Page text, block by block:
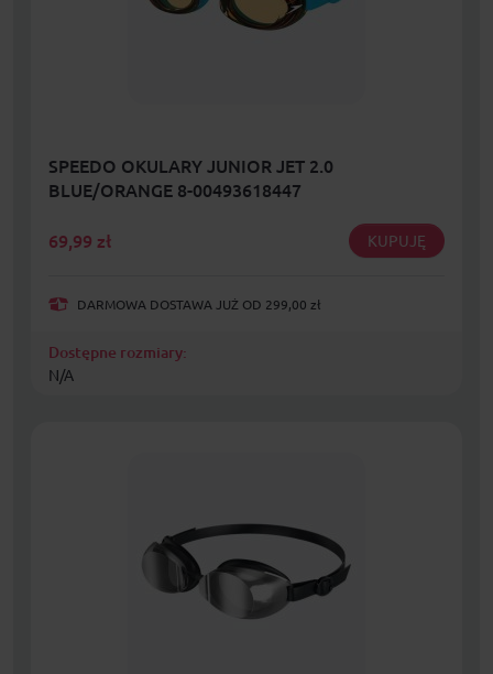
SPEEDO OKULARY JUNIOR JET 2.0
BLUE/ORANGE 8-00493618447
69,99 zł KUPUJĘ
DARMOWA DOSTAWA JUŻ OD 299,00 zł
Dostępne rozmiary:
N/A